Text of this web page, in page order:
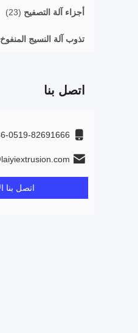
أجزاء آلة التصفيح (23)
تذوب آلة النسيج المنفوخ
اتصل بنا
0519-82691666
اتصل بنا